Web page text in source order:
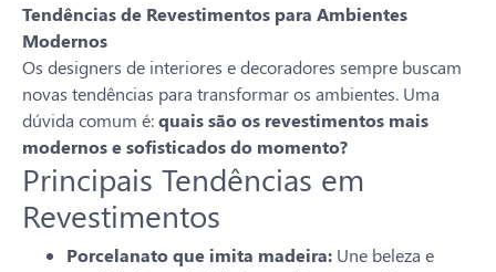
Tendências de Revestimentos para Ambientes
Modernos
Os designers de interiores e decoradores sempre buscam
novas tendências para transformar os ambientes. Uma
dúvida comum é:quais são os revestimentos mais
modernos e sofisticados do momento?
Principais Tendências em
Revestimentos
Porcelanato que imita madeira: Une beleza e